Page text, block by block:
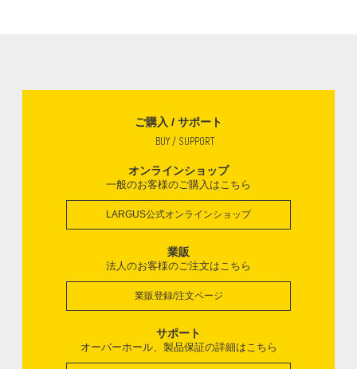
ご購入 / サポート
BUY / SUPPORT
オンラインショップ
一般のお客様のご購入はこちら
LARGUS公式オンラインショップ
業販
法人のお客様のご注文はこちら
業販登録/注文ページ
サポート
オーバーホール、製品保証の詳細はこちら